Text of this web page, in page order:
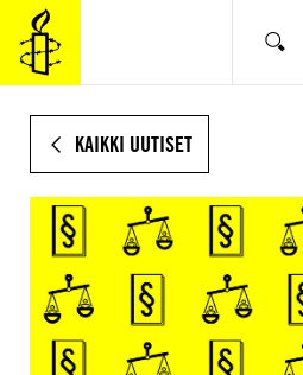
SIIRRY
VARSINAISEEN
SISÄLTÖÖN
Hae
KAIKKI UUTISET